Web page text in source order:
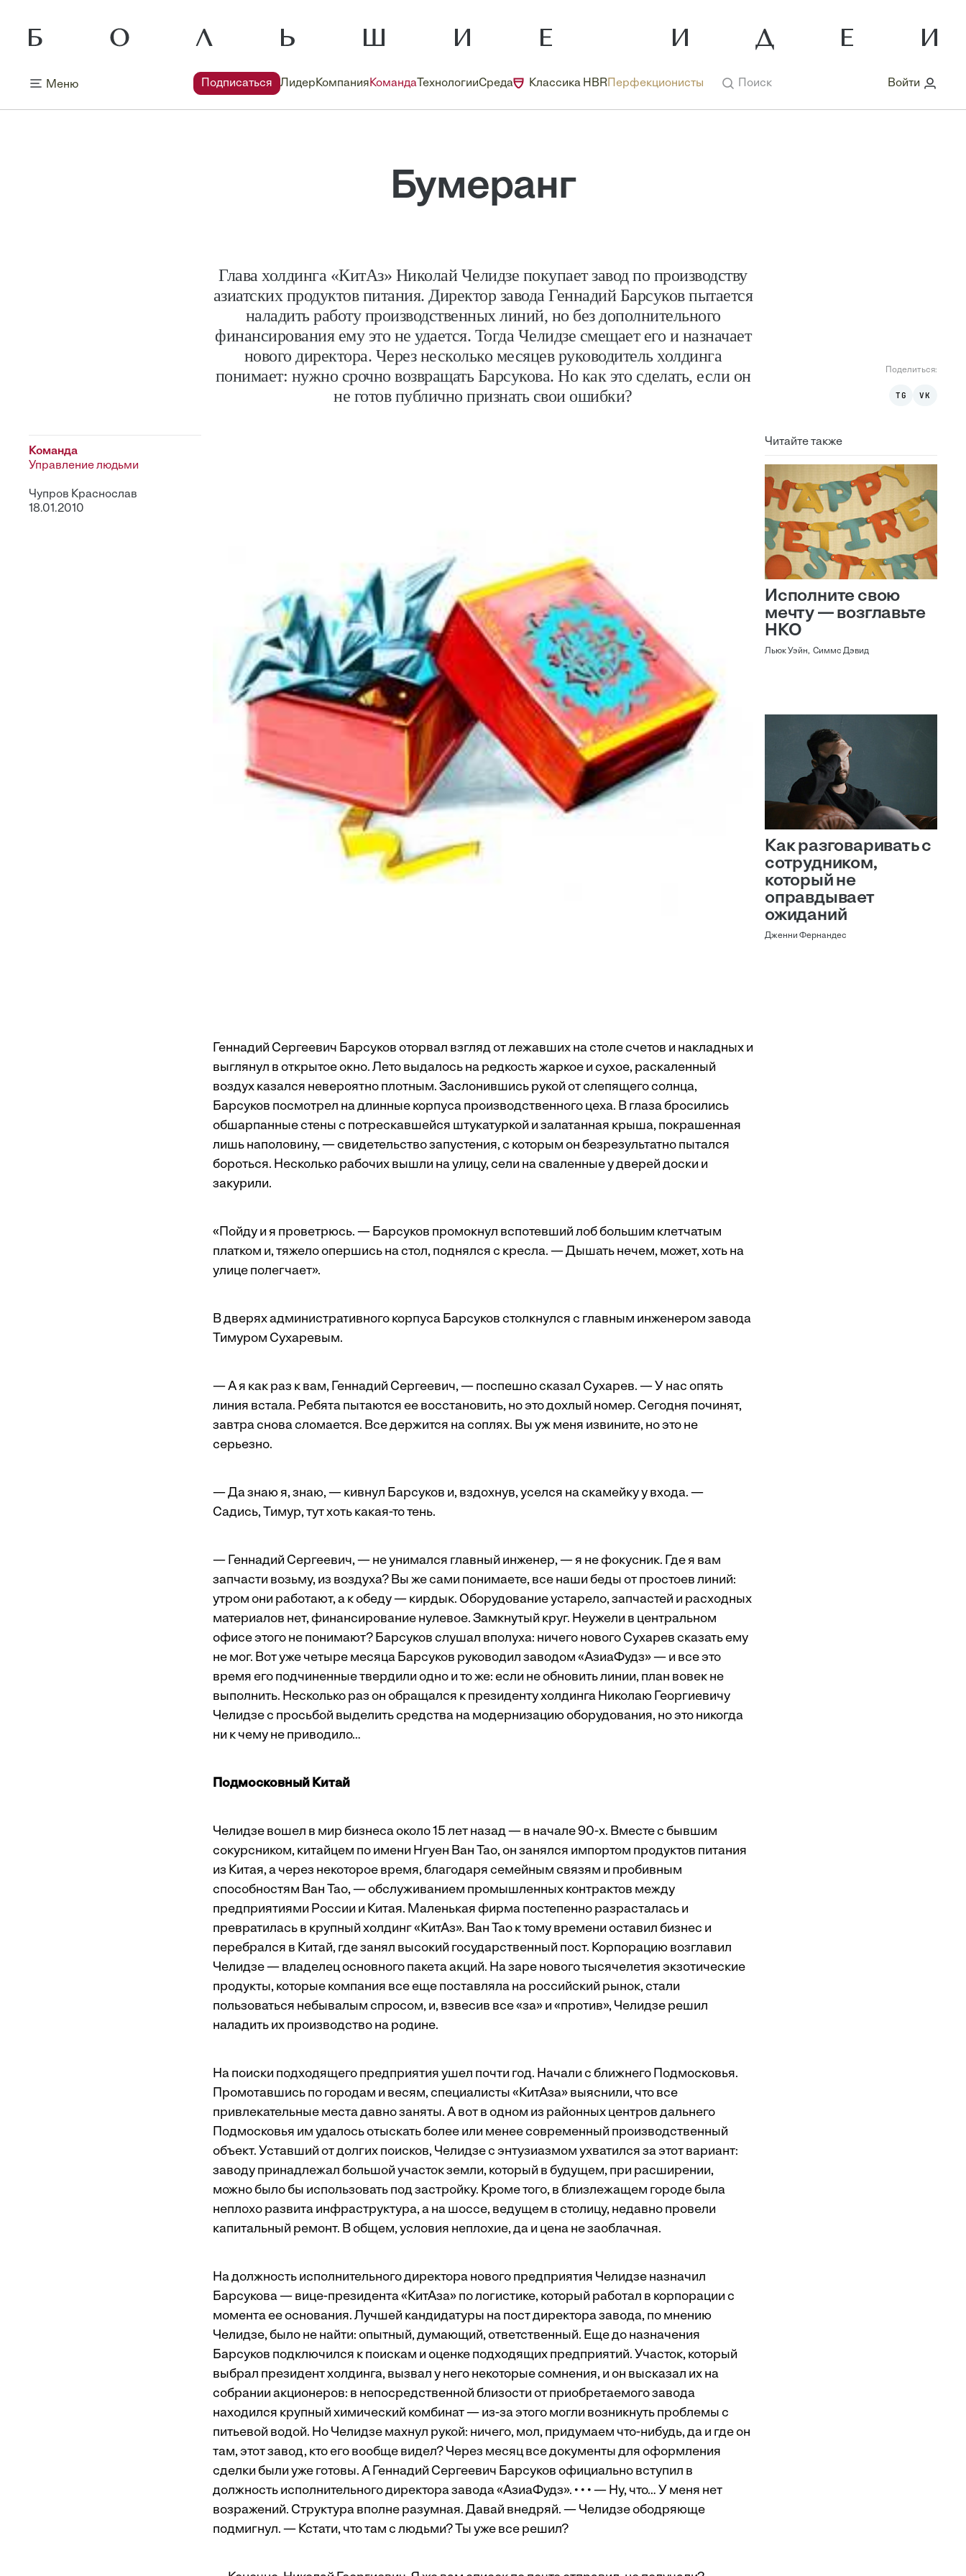
Меню Подписаться ЛидерКомпанияКоманда ТехнологииСреда Классика HBR Перфекционисты Поиск Войти
Бумеранг
Глава холдинга «КитАз» Николай Челидзе покупает завод по производству
азиатских продуктов питания. Директор завода Геннадий Барсуков пытается
наладить работу производственных линий, но без дополнительного
финансирования ему это не удается. Тогда Челидзе смещает его и назначает
нового директора. Через несколько месяцев руководитель холдинга
понимает: нужно срочно возвращать Барсукова. Но как это сделать, если он
не готов публично признать свои ошибки?
Поделиться:
TG VK
Команда
Управление людьми
Чупров Краснослав
18.01.2010
Читайте также
Исполните свою
мечту — возглавьте
НКО
Льюк Уэйн, Симмс Дэвид
Как разговаривать с
сотрудником,
который не
оправдывает
ожиданий
Дженни Фернандес
Геннадий Сергеевич Барсуков ото­рвал взгляд от лежавших на столе счетов и накладных и
выглянул в открытое окно. Лето выдалось на редкость жаркое и сухое, раскаленный
воздух казался невероятно плотным. Заслонившись рукой от слепящего солнца,
Барсуков посмотрел на длинные корпуса производст­венного цеха. В глаза бросились
обшарпанные стены с потрескавшейся штукатуркой и залатанная крыша, покрашенная
лишь наполовину, — свидетельство запустения, с которым он безрезультатно пытался
бороться. Несколько рабочих вышли на улицу, сели на сваленные у дверей доски и
закурили.
«Пойду и я проветрюсь. — Барсуков промокнул вспотевший лоб большим клетчатым
платком и, тяжело опершись на стол, поднялся с кресла. — Дышать нечем, может, хоть на
улице полегчает».
В дверях административного корпуса Барсуков столкнулся с главным инженером завода
Тимуром Сухаревым.
— А я как раз к вам, Геннадий Сергеевич, — поспешно сказал Сухарев. — У нас опять
линия встала. Ребята пытаются ее восстановить, но это дохлый номер. Сегодня починят,
завтра снова сломается. Все держится на соплях. Вы уж меня извините, но это не
серьезно.
— Да знаю я, знаю, — кивнул Барсуков и, вздохнув, уселся на скамейку у входа. —
Садись, Тимур, тут хоть какая-то тень.
— Геннадий Сергеевич, — не унимался главный инженер, — я не фокусник. Где я вам
запчасти возьму, из воздуха? Вы же сами понимаете, все наши беды от простоев линий:
утром они работают, а к обеду — кирдык. Оборудование устарело, запчастей и расходных
материалов нет, финансирование нулевое. Замкнутый круг. Неужели в центральном
офисе этого не понимают? Барсуков слушал вполуха: ничего нового Сухарев сказать ему
не мог. Вот уже четыре месяца Барсуков руководил заводом «АзиаФудз» — и все это
время его подчиненные твердили одно и то же: если не обновить линии, план вовек не
выполнить. Несколько раз он обращался ­к президенту холдинга Николаю Георгиевичу
Челидзе с просьбой выделить средства на модернизацию оборудования, но это никогда
ни к чему не приводило…
Подмосковный Китай
Челидзе вошел в мир бизнеса около 15 лет назад — в начале 90-х. Вместе с бывшим
сокурсником, китайцем по имени Нгуен Ван Тао, он занялся импортом продуктов питания
из Китая, а через некоторое время, благодаря семейным связям и пробивным
способностям Ван Тао, — обслуживанием промышленных контрактов между
предприятиями России и Китая. Маленькая фирма постепенно разрасталась и
превратилась в крупный холдинг «КитАз». Ван Тао к тому времени оставил бизнес и
перебрался в Китай, где занял высокий государственный пост. Корпорацию возглавил
Челидзе — владелец основного пакета акций. На заре нового тысячелетия экзотические
продукты, которые компания все еще поставляла на российский рынок, стали
пользоваться небывалым спросом, и, взвесив все «за» и «против», Челидзе решил
наладить их производство на родине.
На поиски подходящего предприятия ушел почти год. Начали с ближнего Подмосковья.
Промотавшись по городам и весям, специалисты «КитАза» выяснили, что все
привлекательные места давно заняты. А вот в одном из районных центров дальнего
Подмосковья им удалось отыскать более или менее современный производственный
объект. Уставший от долгих поисков, Челидзе с энтузиазмом ухватился за этот вариант:
заводу принадлежал большой участок земли, который в будущем, при расширении,
можно было бы использовать под застройку. Кроме того, в близлежащем городе была
неплохо развита инфраструктура, а на шоссе, ведущем в столицу, недавно провели
капитальный ремонт. В общем, условия неплохие, да и цена не заоблачная.
На должность исполнительного директора нового предприятия Челидзе назначил
Барсукова — вице-президента «КитАза» по логистике, который работал в корпорации с
момента ее основания. Лучшей кандидатуры на пост директора завода, по мнению
Челидзе, было не найти: опытный, думающий, ответственный. Еще до назначения
Барсуков подключился к поискам и оценке подходящих предприятий. Участок, который
выбрал президент холдинга, вызвал у него некоторые сомнения, и он высказал их на
собрании акционеров: в непосредственной близости от приобретаемого завода
находился крупный химический комбинат — из-за этого могли возникнуть проблемы с
питьевой водой. Но Челидзе махнул рукой: ничего, мол, придумаем что-нибудь, да и где он
там, этот завод, кто его вообще видел? Через месяц все документы для оформления
сделки были уже готовы. А Геннадий Сергеевич Барсуков официально вступил в
должность исполнительного директора завода «АзиаФудз». • • • — Ну, что… У меня нет
возражений. Структура вполне разумная. Давай внедряй. — Челидзе ободряюще
подмигнул. — Кстати, что там с людьми? Ты уже все решил?